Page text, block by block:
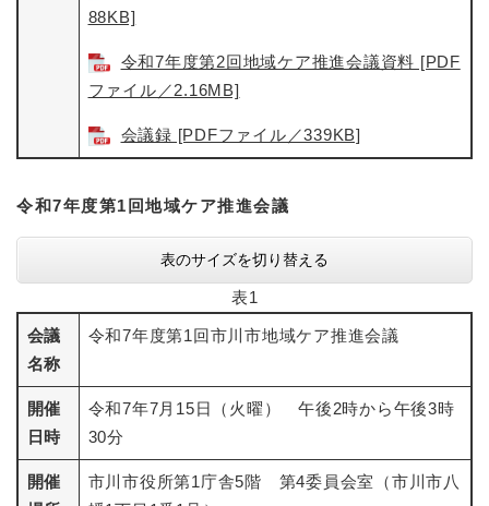
88KB]
令和7年度第2回地域ケア推進会議資料 [PDF
ファイル／2.16MB]
会議録 [PDFファイル／339KB]
令和7年度第1回地域ケア推進会議
表のサイズを切り替える
表1
会議
名称
令和7年度第1回市川市地域ケア推進会議
開催
日時
令和7年7月15日（火曜） 午後2時から午後3時
30分
開催
市川市役所第1庁舎5階 第4委員会室（市川市八